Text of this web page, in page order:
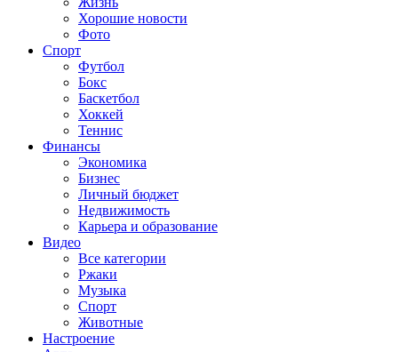
Хорошие новости
Фото
Спорт
Футбол
Бокс
Баскетбол
Хоккей
Теннис
Финансы
Экономика
Бизнес
Личный бюджет
Недвижимость
Карьера и образование
Видео
Все категории
Ржаки
Музыка
Спорт
Животные
Настроение